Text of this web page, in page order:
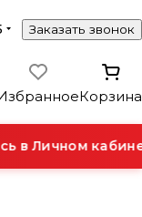
Заказать звонок
Корзина
в Личном